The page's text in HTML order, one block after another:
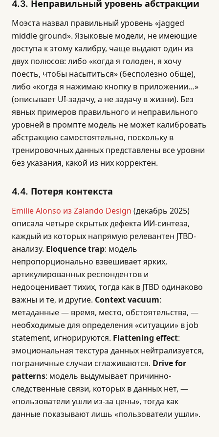
4.3. Неправильный уровень абстракции
Моэста назвал правильный уровень «jagged
middle ground». Языковые модели, не имеющие
доступа к этому калибру, чаще выдают один из
двух полюсов: либо «когда я голоден, я хочу
поесть, чтобы насытиться» (бесполезно обще),
либо «когда я нажимаю кнопку в приложении…»
(описывает UI-задачу, а не задачу в жизни). Без
явных примеров правильного и неправильного
уровней в промпте модель не может калибровать
абстракцию самостоятельно, поскольку в
тренировочных данных представлены все уровни
без указания, какой из них корректен.
4.4. Потеря контекста
Emilie Alonso из Zalando Design (декабрь 2025)
описала четыре скрытых дефекта ИИ-синтеза,
каждый из которых напрямую релевантен JTBD-
анализу. Eloquence trap: модель
непропорционально взвешивает ярких,
артикулированных респондентов и
недооценивает тихих, тогда как в JTBD одинаково
важны и те, и другие. Context vacuum:
метаданные — время, место, обстоятельства, —
необходимые для определения «ситуации» в job
statement, игнорируются. Flattening effect:
эмоциональная текстура данных нейтрализуется,
пограничные случаи сглаживаются. Drive for
patterns: модель выдумывает причинно-
следственные связи, которых в данных нет, —
«пользователи ушли из-за цены», тогда как
данные показывают лишь «пользователи ушли».